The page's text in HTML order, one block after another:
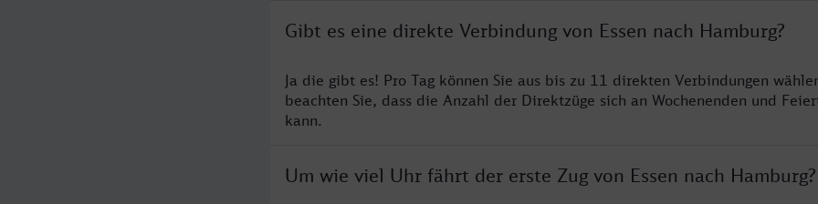
Gibt es eine direkte Verbindung von Essen nach Hamburg?
Ja die gibt es! Pro Tag können Sie aus bis zu 11 direkten Verbindungen
beachten Sie, dass die Anzahl der Direktzüge sich an Wochenenden und
kann.
Um wie viel Uhr fährt der erste Zug von Essen nach Hamburg?